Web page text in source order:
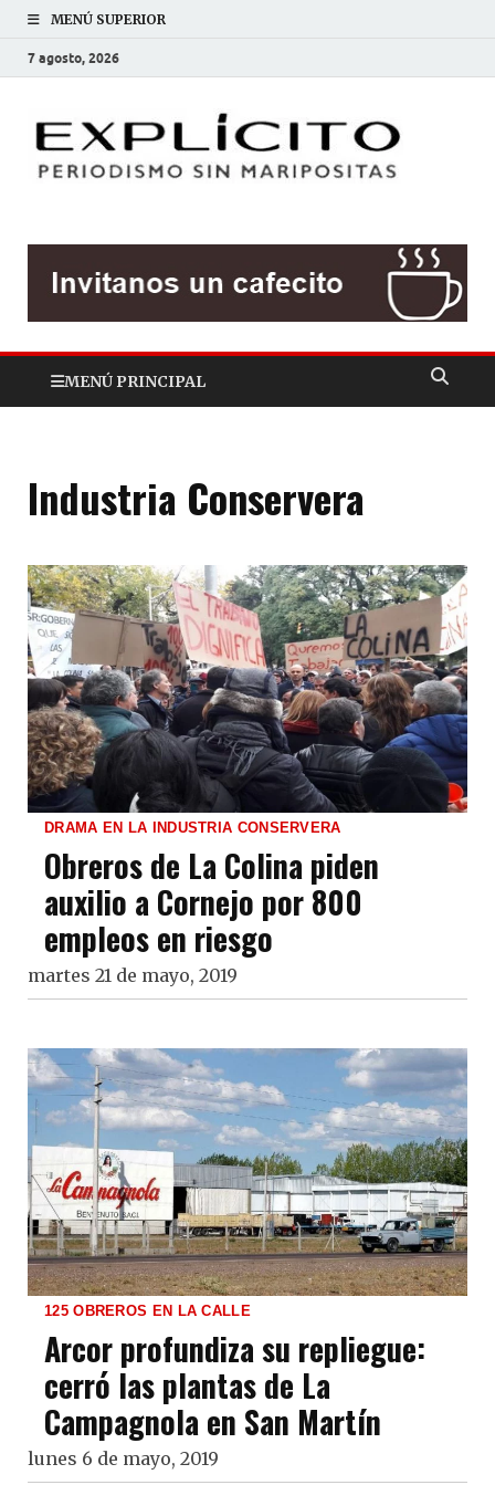
MENÚ SUPERIOR
7 agosto, 2026
MENÚ PRINCIPAL
Industria Conservera
DRAMA EN LA INDUSTRIA CONSERVERA
Obreros de La Colina piden
auxilio a Cornejo por 800
empleos en riesgo
martes 21 de mayo, 2019
125 OBREROS EN LA CALLE
Arcor profundiza su repliegue:
cerró las plantas de La
Campagnola en San Martín
lunes 6 de mayo, 2019